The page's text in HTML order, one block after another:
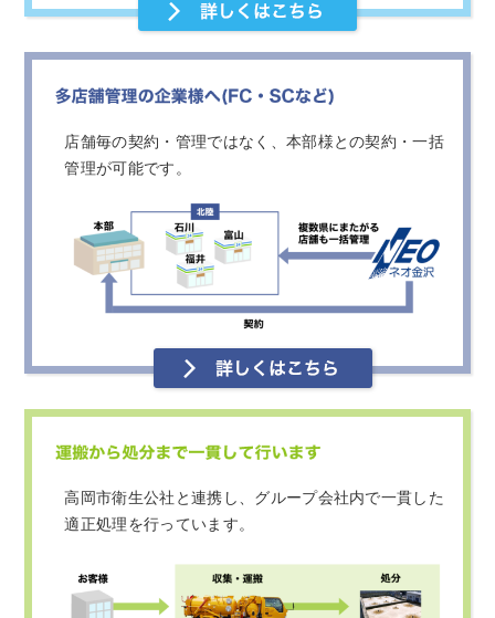
店舗毎の契約・管理ではなく、本部様との契約・一括
管理が可能です。
高岡市衛生公社と連携し、グループ会社内で一貫した
適正処理を行っています。